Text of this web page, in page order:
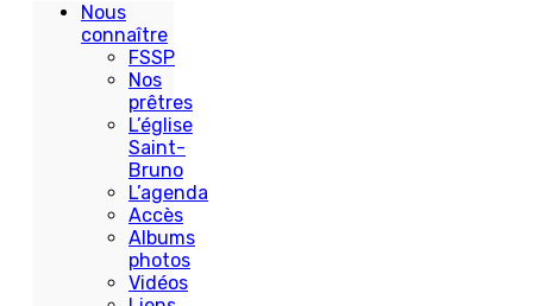
Nous
connaître
FSSP
Nos
prêtres
L’église
Saint-
Bruno
L’agenda
Accès
Albums
photos
Vidéos